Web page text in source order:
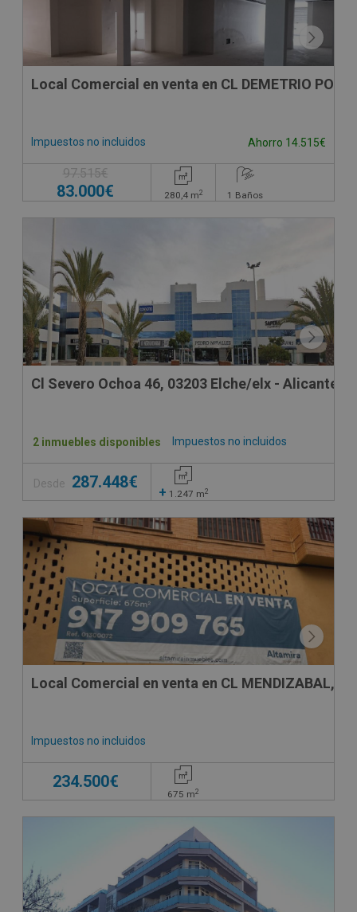
Local Comercial en venta en CL DEMETRIO
Impuestos no incluidos Ahorro 14.515€
97.515€
83.000€ 280,4 m2 1 Baños
Cl Severo Ochoa 46, 03203 Elche/elx - Alicante
Impuestos no incluidos
2 inmuebles disponibles
Desde 287.448€
+ 1.247 m2
SUJETO A IVA
Local Comercial en venta en CL MENDIZABAL, 36
Impuestos no incluidos
234.500€
675 m2